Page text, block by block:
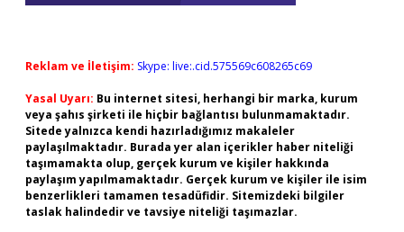
Reklam ve İletişim: Skype: live:.cid.575569c608265c69
Yasal Uyarı: Bu internet sitesi, herhangi bir marka, kurum
veya şahıs şirketi ile hiçbir bağlantısı bulunmamaktadır.
Sitede yalnızca kendi hazırladığımız makaleler
paylaşılmaktadır. Burada yer alan içerikler haber niteliği
taşımamakta olup, gerçek kurum ve kişiler hakkında
paylaşım yapılmamaktadır. Gerçek kurum ve kişiler ile isim
benzerlikleri tamamen tesadüfidir. Sitemizdeki bilgiler
taslak halindedir ve tavsiye niteliği taşımazlar.